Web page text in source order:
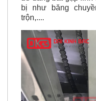
trộn,....